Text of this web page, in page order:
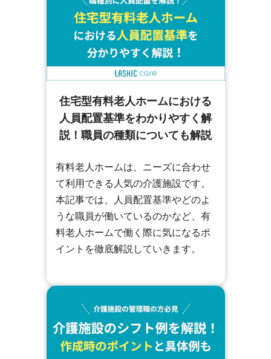
住宅型有料老人ホームにおける
人員配置基準をわかりやすく解
説！職員の種類についても解説
有料老人ホームは、ニーズに合わせ
て利用できる人気の介護施設です。
本記事では、人員配置基準やどのよ
うな職員が働いているのかなど、有
料老人ホームで働く際に気になるポ
イントを徹底解説していきます。